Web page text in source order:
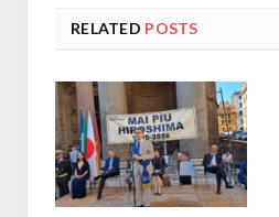
RELATED POSTS